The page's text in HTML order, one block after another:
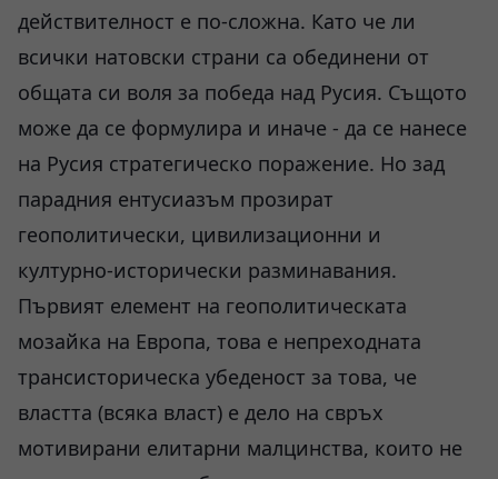
действителност е по-сложна. Като че ли
всички натовски страни са обединени от
общата си воля за победа над Русия. Същото
може да се формулира и иначе - да се нанесе
на Русия стратегическо поражение. Но зад
парадния ентусиазъм прозират
геополитически, цивилизационни и
културно-исторически разминавания.
Първият елемент на геополитическата
мозайка на Европа, това е непреходната
трансисторическа убеденост за това, че
властта (всяка власт) е дело на свръх
мотивирани елитарни малцинства, които не